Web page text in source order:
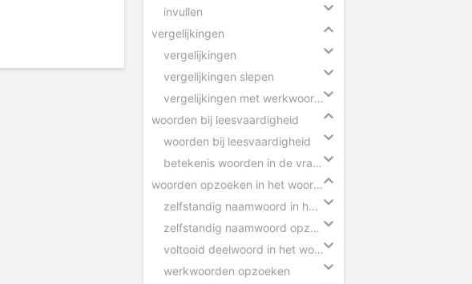
invullen
vergelijkingen
vergelijkingen
vergelijkingen slepen
vergelijkingen met werkwoorden
woorden bij leesvaardigheid
woorden bij leesvaardigheid
betekenis woorden in de vragen
woorden opzoeken in het woordenboek
zelfstandig naamwoord in het woordenboek
zelfstandig naamwoord opzoeken
voltooid deelwoord in het woordenboek
werkwoorden opzoeken